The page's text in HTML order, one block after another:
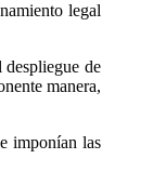
legal
de
manera,
imponían las